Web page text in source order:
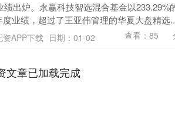
出炉。永赢科技智选混合基金以233.29%
业绩，超过了王亚伟管理的华夏大盘精选
APP下载 日期：01-02 查看： 85
文章已加载完成